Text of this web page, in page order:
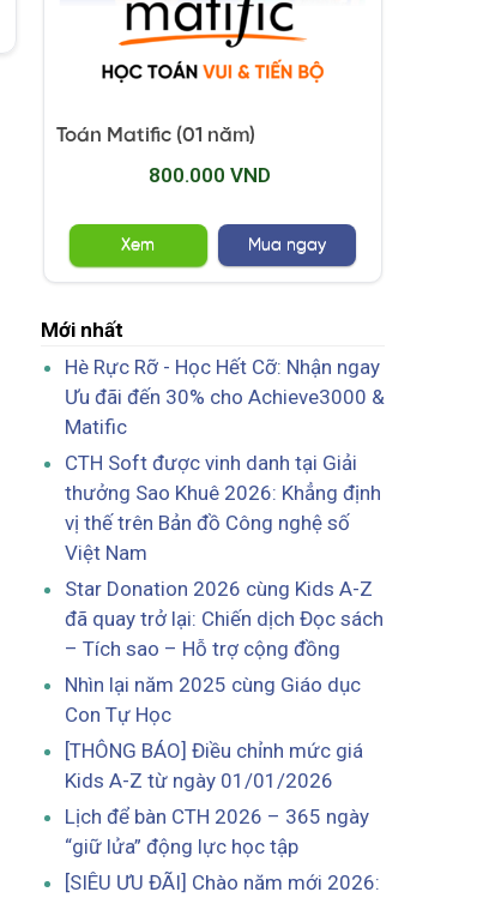
Toán Matific (01 năm)
800.000 VND
Xem Mua ngay
Mới nhất
Hè Rực Rỡ - Học Hết Cỡ: Nhận ngay
Ưu đãi đến 30% cho Achieve3000 &
Matific
CTH Soft được vinh danh tại Giải
thưởng Sao Khuê 2026: Khẳng định
vị thế trên Bản đồ Công nghệ số
Việt Nam
Star Donation 2026 cùng Kids A-Z
đã quay trở lại: Chiến dịch Đọc sách
– Tích sao – Hỗ trợ cộng đồng
Nhìn lại năm 2025 cùng Giáo dục
Con Tự Học
[THÔNG BÁO] Điều chỉnh mức giá
Kids A-Z từ ngày 01/01/2026
Lịch để bàn CTH 2026 – 365 ngày
“giữ lửa” động lực học tập
[SIÊU ƯU ĐÃI] Chào năm mới 2026: